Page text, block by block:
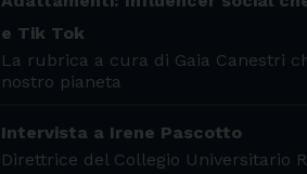
e Tik Tok
La rubrica a cura di Gaia Canestri
nostro pianeta
Intervista a Irene Pascotto
Direttrice del Collegio Universitario